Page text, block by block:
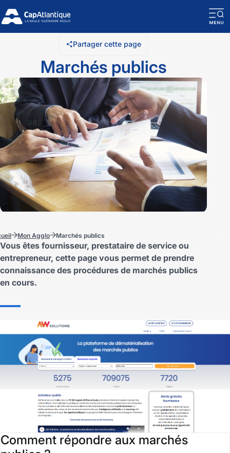
Marchés publics
Partager cette page
Mon Agglo Marchés publics
Vous êtes fournisseur, prestataire de service ou
entrepreneur, cette page vous permet de prendre
connaissance des procédures de marchés publics
en cours.
Comment répondre aux marchés